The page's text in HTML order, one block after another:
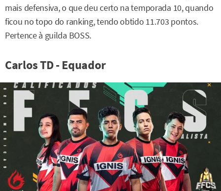
mais defensiva, o que deu certo na temporada 10, quando
ficou no topo do ranking, tendo obtido 11.703 pontos.
Pertence à guilda BOSS.
Carlos TD - Equador